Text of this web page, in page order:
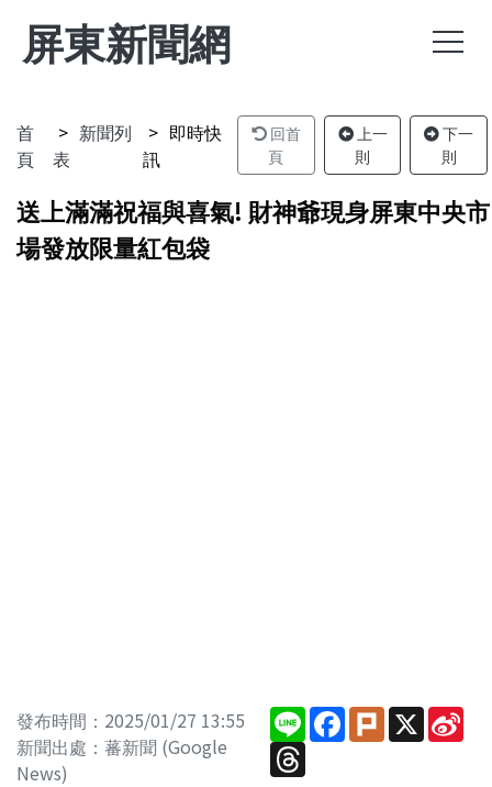
屏東新聞網
首
頁
新聞列
表
即時快
訊
回首
頁
上一
則
下一
則
送上滿滿祝福與喜氣! 財神爺現身屏東中央市
場發放限量紅包袋
發布時間：2025/01/27 13:55
新聞出處：蕃新聞 (Google
News)
Line Facebook
PlurkX
Threads